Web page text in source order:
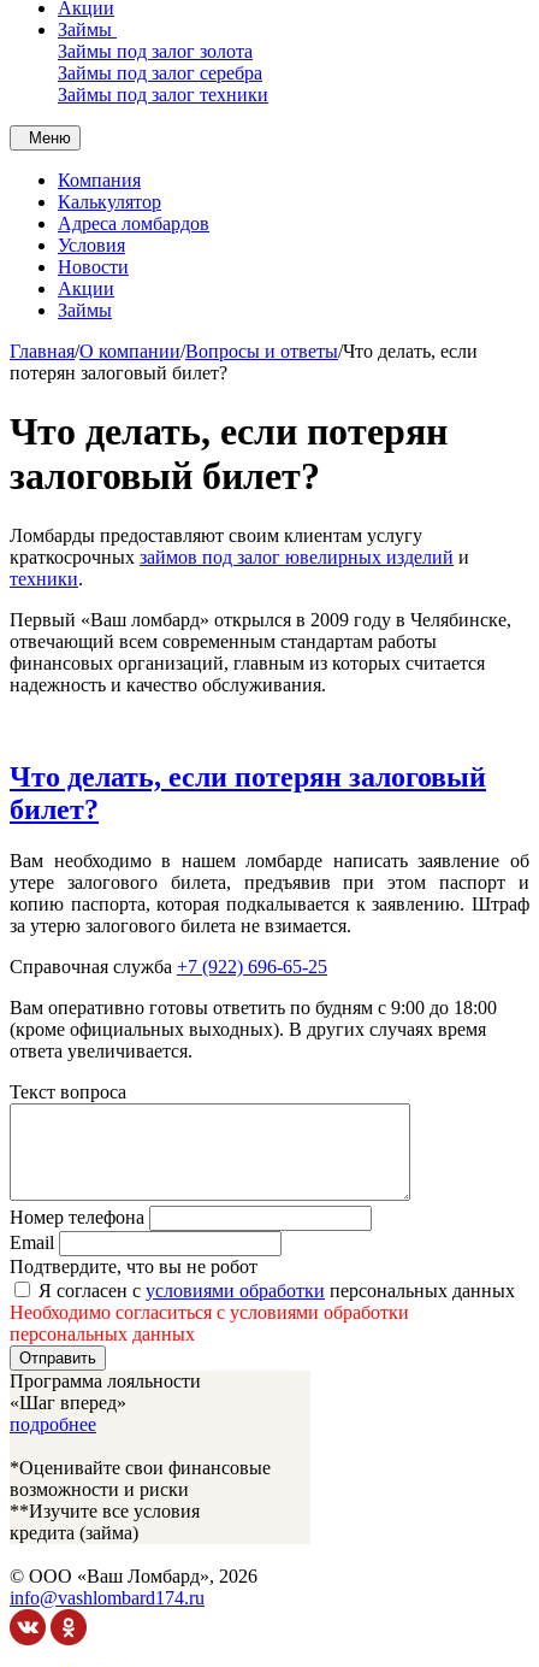
Акции
Займы
Займы под залог золота
Займы под залог серебра
Займы под залог техники
Меню
Компания
Калькулятор
Адреса ломбардов
Условия
Новости
Акции
Займы
Главная/О компании/Вопросы и ответы/Что делать, если
потерян залоговый билет?
Что делать, если потерян
залоговый билет?
Ломбарды предоставляют своим клиентам услугу
краткосрочных займов под залог ювелирных изделий и
техники.
Первый «Ваш ломбард» открылся в 2009 году в Челябинске,
отвечающий всем современным стандартам работы
финансовых организаций, главным из которых считается
надежность и качество обслуживания.
Что делать, если потерян залоговый
билет?
Вам необходимо в нашем ломбарде написать заявление об
утере залогового билета, предъявив при этом паспорт и
копию паспорта, которая подкалывается к заявлению. Штраф
за утерю залогового билета не взимается.
Справочная служба +7 (922) 696-65-25
Вам оперативно готовы ответить по будням с 9:00 до 18:00
(кроме официальных выходных). В других случаях время
ответа увеличивается.
Текст вопроса
Номер телефона
Email
Подтвердите, что вы не робот
Я согласен с условиями обработки персональных данных
Необходимо согласиться с условиями обработки
персональных данных
Отправить
Программа лояльности
«Шаг вперед»
подробнее
*Оценивайте свои финансовые
возможности и риски
**Изучите все условия
кредита (займа)
© ООО «Ваш Ломбард», 2026
info@vashlombard174.ru